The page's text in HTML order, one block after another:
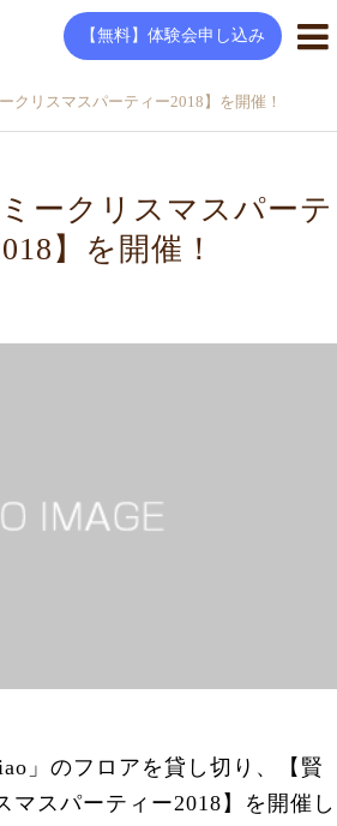
【無料】体験会申し込み
クリスマスパーティー2018】を開催！
ミークリスマスパーテ
】を開催！
」のフロアを貸し切り、【賢
マスパーティー2018】を開催し